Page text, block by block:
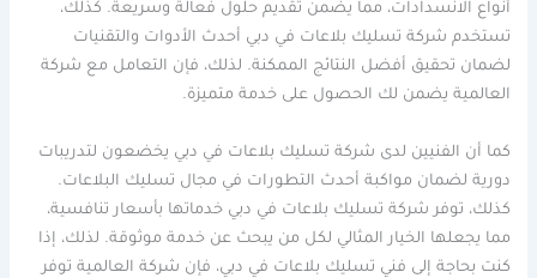
أنواع الانسدادات، مما يضمن تقديم حلول فعالة وسريعة. كذلك،
تستخدم شركة تسليك بلاعات في دبي أحدث الأدوات والتقنيات
لضمان تحقيق أفضل النتائج الممكنة. لذلك، فإن التعامل مع شركة
العالمية يضمن لك الحصول على خدمة متميزة.
كما أن الفنيين لدى شركة تسليك بلاعات في دبي يخضعون لتدريبات
دورية لضمان مواكبة أحدث التطورات في مجال تسليك البلاعات.
كذلك، توفر شركة تسليك بلاعات في دبي خدماتها بأسعار تنافسية،
مما يجعلها الخيار المثالي لكل من يبحث عن خدمة موثوقة. لذلك، إذا
كنت بحاجة إلى فني تسليك بلاعات في دبي، فإن شركة العالمية توفر